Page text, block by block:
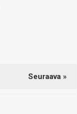
Seuraava »